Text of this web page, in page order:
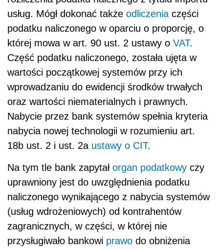
usług. Mógł dokonać także odliczeniaczęści
podatku naliczonego w oparciu o proporcję, o
której mowa w art. 90 ust. 2 ustawy o VAT.
Część podatku naliczonego, została ujęta w
wartości początkowej systemów przy ich
wprowadzaniu do ewidencji środków trwałych
oraz wartości niematerialnych i prawnych.
Nabycie przez bank systemów spełnia kryteria
nabycia nowej technologii w rozumieniu art.
18b ust. 2 i ust. 2a ustawy o CIT.
Na tym tle bank zapytał organ podatkowy czy
uprawniony jest do uwzględnienia podatku
naliczonego wynikającego z nabycia systemów
(usług wdrożeniowych) od kontrahentów
zagranicznych, w części, w której nie
przysługiwało bankowi prawo do obniżenia